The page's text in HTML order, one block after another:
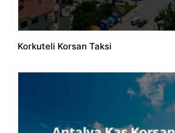
Korkuteli Korsan Taksi